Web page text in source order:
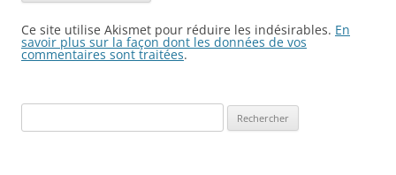
Ce site utilise Akismet pour réduire les indésirables. En
savoir plus sur la façon dont les données de vos
commentaires sont traitées.